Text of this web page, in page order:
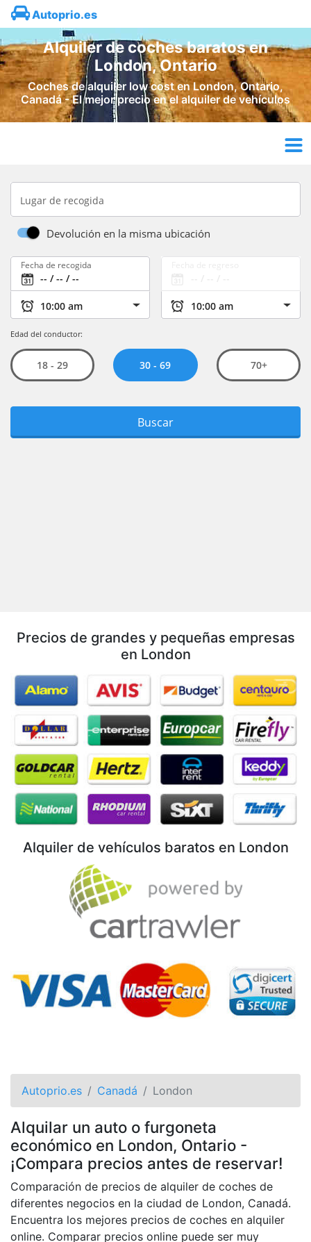
Autoprio.es
Alquiler de coches baratos en
London, Ontario
Coches de alquiler low cost en London, Ontario,
Canadá - El mejor precio en el alquiler de vehículos
Precios de grandes y pequeñas empresas
en London
Alquiler de vehículos baratos en London
Autoprio.es Canadá London
Alquilar un auto o furgoneta
económico en London, Ontario -
¡Compara precios antes de reservar!
Comparación de precios de alquiler de coches de
diferentes negocios en la ciudad de London, Canadá.
Encuentra los mejores precios de coches en alquiler
online. Comparar precios online puede ser muy